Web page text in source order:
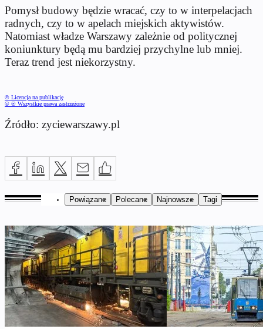
Pomysł budowy będzie wracać, czy to w interpelacjach
radnych, czy to w apelach miejskich aktywistów.
Natomiast władze Warszawy zależnie od politycznej
koniunktury będą mu bardziej przychylne lub mniej.
Teraz trend jest niekorzystny.
© Licencja na publikację
© ℗ Wszystkie prawa zastrzeżone
Źródło: zyciewarszawy.pl
Powiązane Polecane Najnowsze Tagi